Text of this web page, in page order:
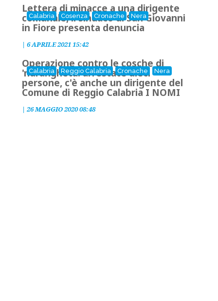
Calabria Cosenza Cronache Nera
Lettera di minacce a una dirigente
comunale, il sindaco di San Giovanni
in Fiore presenta denuncia
| 6 APRILE 2021 15:42
Calabria Reggio Calabria Cronache Nera
Operazione contro le cosche di
'ndrangheta: arrestate dieci
persone, c'è anche un dirigente del
Comune di Reggio CalabriaI NOMI
| 26 MAGGIO 2020 08:48